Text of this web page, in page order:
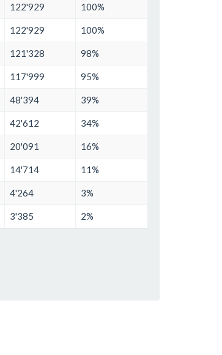
122'929 100%
122'929 100%
121'328 98%
117'999 95%
48'394 39%
42'612 34%
20'091 16%
14'714 11%
4'264 3%
3'385 2%